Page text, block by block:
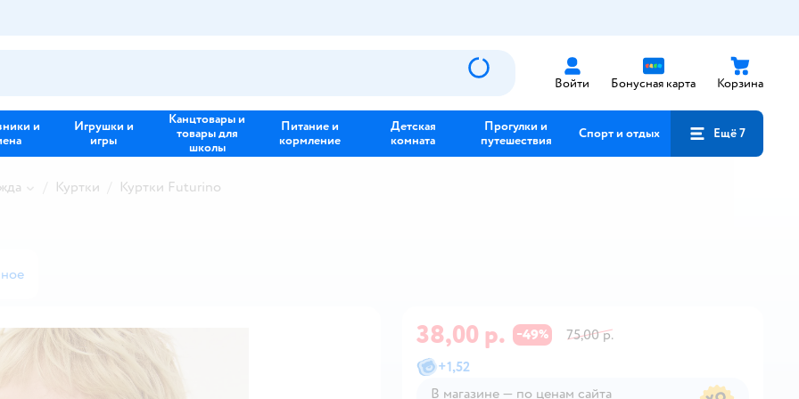
Войти Бонусная карта Корзина
и
Игрушки и
игры
Канцтовары и
товары для
школы
Питание и
кормление
Детская
комната
Прогулки и
путешествия
Спорт и отдых Ещё 7
Куртки Куртки Futurino
38,00 р. −49%
75,00 р.
+1,52
В магазине — по ценам сайта